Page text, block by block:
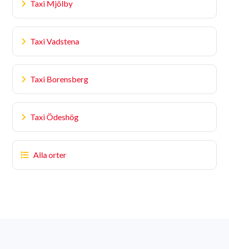
Taxi Mjölby
Taxi Vadstena
Taxi Borensberg
Taxi Ödeshög
Alla orter